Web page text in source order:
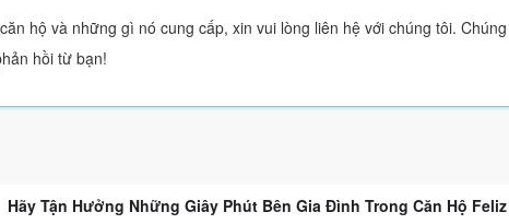
hộ và những gì nó cung cấp, xin vui lòng liên hệ với chúng tôi. Chúng
hồi từ bạn!
Hãy Tận Hưởng Những Giây Phút Bên Gia Đình Trong Căn Hộ Feliz